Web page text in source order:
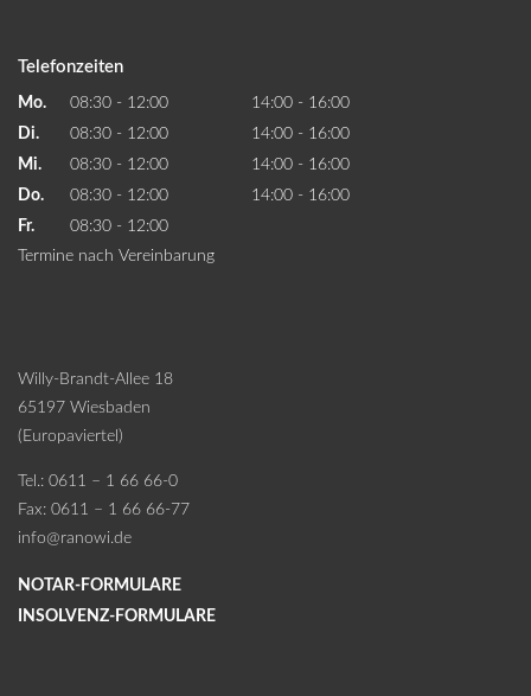
Telefonzeiten
Mo.
08:30 - 12:00
14:00 - 16:00
Di.
08:30 - 12:00
14:00 - 16:00
Mi.
08:30 - 12:00
14:00 - 16:00
Do.
08:30 - 12:00
14:00 - 16:00
Fr.
08:30 - 12:00
Termine nach Vereinbarung
Willy-Brandt-Allee 18
65197 Wiesbaden
(Europaviertel)
Tel.: 0611 – 1 66 66-0
Fax: 0611 – 1 66 66-77
info@ranowi.de
NOTAR-FORMULARE
INSOLVENZ-FORMULARE